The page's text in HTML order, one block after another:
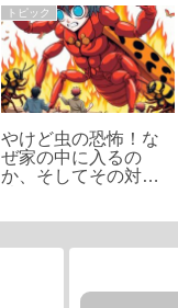
トピック
やけど虫の恐怖！な
ぜ家の中に入るの
か、そしてその対策